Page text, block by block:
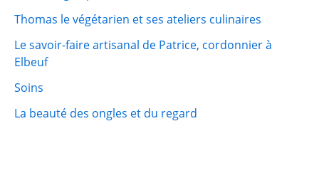
Thomas le végétarien et ses ateliers culinaires
Le savoir-faire artisanal de Patrice, cordonnier à
Elbeuf
Soins
La beauté des ongles et du regard